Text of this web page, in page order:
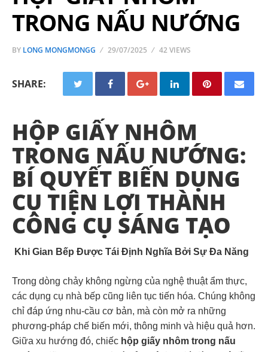
TRONG NẤU NƯỚNG
BY LONG MONGMONGG 29/07/2025 42 VIEWS
SHARE:
HỘP GIẤY NHÔM
TRONG NẤU NƯỚNG:
BÍ QUYẾT BIẾN DỤNG
CỤ TIỆN LỢI THÀNH
CÔNG CỤ SÁNG TẠO
Khi Gian Bếp Được Tái Định Nghĩa Bởi Sự Đa Năng
Trong dòng chảy không ngừng của nghệ thuật ẩm thực,
các dụng cụ nhà bếp cũng liên tục tiến hóa. Chúng không
chỉ đáp ứng nhu-cầu cơ bản, mà còn mở ra những
phương-pháp chế biến mới, thông minh và hiệu quả hơn.
Giữa xu hướng đó, chiếc hộp giấy nhôm trong nấu